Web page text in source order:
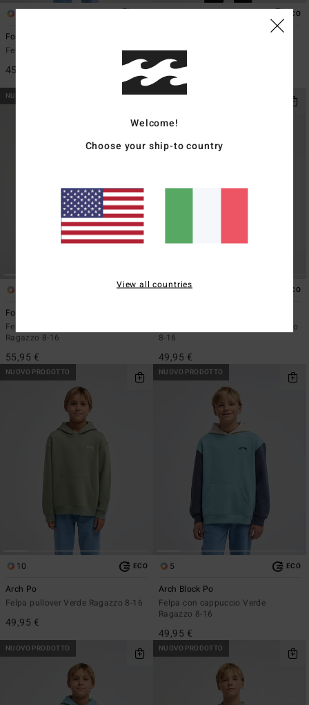
Foundation
Felpa Nero Ragazzo 8-16
45,95 €
ECO
Felpa con cappuccio Grigio
Ragazzo 8-16
49,95 €
NUOVO PRODOTTO
ECO
Foundation
Felpa con cappuccio e zip Nero
Ragazzo 8-16
55,95 €
NUOVO PRODOTTO
4 ECO
Felpa con cappuccio Nero Ragazzo
8-16
49,95 €
NUOVO PRODOTTO
10 ECO
Arch Po
Felpa pullover Verde Ragazzo 8-16
49,95 €
NUOVO PRODOTTO
5 ECO
Arch Block Po
Felpa con cappuccio Verde
Ragazzo 8-16
49,95 €
NUOVO PRODOTTO NUOVO PRODOTTO
Welcome!
Choose your ship-to country
View all countries